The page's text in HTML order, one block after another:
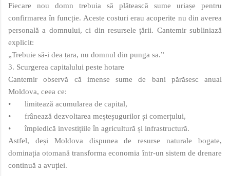
Fiecare nou domn trebuia să plătească sume uriașe pentru
confirmarea în funcție. Aceste costuri erau acoperite nu din averea
personală a domnului, ci din resursele țării. Cantemir subliniază
explicit:
„Trebuie să-i dea țara, nu domnul din punga sa.”
3. Scurgerea capitalului peste hotare
Cantemir observă că imense sume de bani părăsesc anual
Moldova, ceea ce:
•
limitează acumularea de capital,
•
frânează dezvoltarea meșteșugurilor și comerțului,
•
împiedică investițiile în agricultură și infrastructură.
Astfel, deși Moldova dispunea de resurse naturale bogate,
dominația otomană transforma economia într-un sistem de drenare
continuă a avuției.